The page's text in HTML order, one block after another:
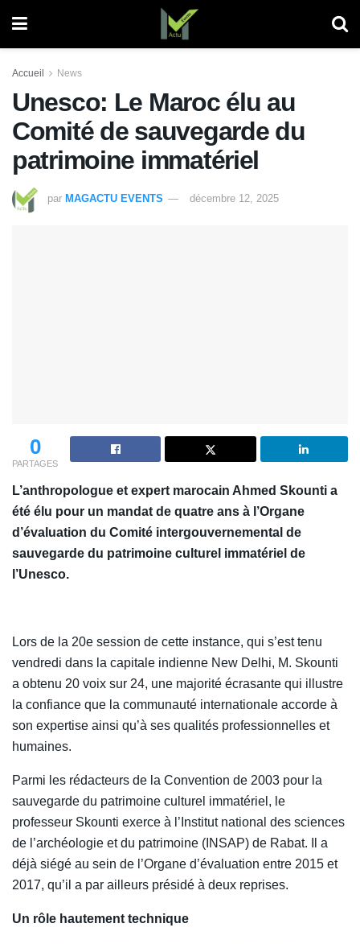
Accueil News
Unesco: Le Maroc élu au
Comité de sauvegarde du
patrimoine immatériel
par MAGACTU EVENTS décembre 12, 2025
0
PARTAGES
L’anthropologue et expert marocain Ahmed Skounti a
été élu pour un mandat de quatre ans à l’Organe
d’évaluation du Comité intergouvernemental de
sauvegarde du patrimoine culturel immatériel de
l’Unesco.
Lors de la 20e session de cette instance, qui s’est tenu
vendredi dans la capitale indienne New Delhi, M. Skounti
a obtenu 20 voix sur 24, une majorité écrasante qui illustre
la confiance que la communauté internationale accorde à
son expertise ainsi qu’à ses qualités professionnelles et
humaines.
Parmi les rédacteurs de la Convention de 2003 pour la
sauvegarde du patrimoine culturel immatériel, le
professeur Skounti exerce à l’Institut national des sciences
de l’archéologie et du patrimoine (INSAP) de Rabat. Il a
déjà siégé au sein de l’Organe d’évaluation entre 2015 et
2017, qu’il a par ailleurs présidé à deux reprises.
Un rôle hautement technique